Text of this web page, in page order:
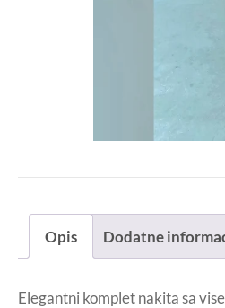
Opis Dodatne
Elegantni komplet nakita sa